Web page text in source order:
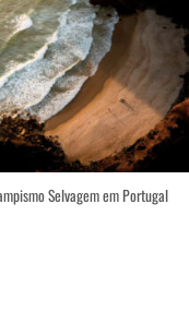
Selvagem em Portugal